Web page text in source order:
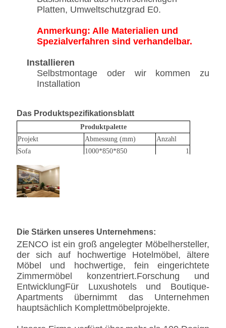
Platten, Umweltschutzgrad E0.
Anmerkung: Alle Materialien und
Spezialverfahren sind verhandelbar.
Installieren
Selbstmontage oder wir kommen zu
Installation
Das Produktspezifikationsblatt
Produktpalette
Projekt
Abmessung (mm)
Anzahl
Sofa
1000*850*850
1
Kaffeetisch
Die Stärken unseres Unternehmens:
ZENCO ist ein groß angelegter Möbelhersteller,
der sich auf hochwertige Hotelmöbel, ältere
Möbel und hochwertige, fein eingerichtete
Zimmermöbel konzentriert.Forschung und
EntwicklungFür Luxushotels und Boutique-
Apartments übernimmt das Unternehmen
hauptsächlich Komplettmöbelprojekte.